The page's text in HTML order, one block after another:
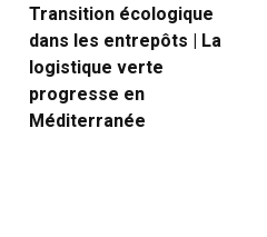
Transition écologique
dans les entrepôts | La
logistique verte
progresse en
Méditerranée